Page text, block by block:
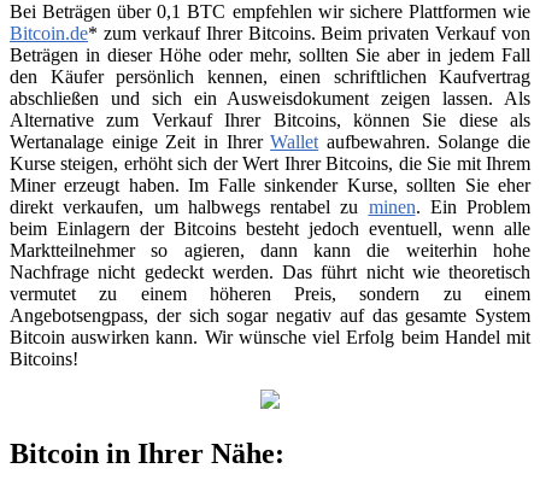
Bei Beträgen über 0,1 BTC empfehlen wir sichere Plattformen wie
Bitcoin.de* zum verkauf Ihrer Bitcoins. Beim privaten Verkauf von
Beträgen in dieser Höhe oder mehr, sollten Sie aber in jedem Fall
den Käufer persönlich kennen, einen schriftlichen Kaufvertrag
abschließen und sich ein Ausweisdokument zeigen lassen. Als
Alternative zum Verkauf Ihrer Bitcoins, können Sie diese als
Wertanalage einige Zeit in IhrerWallet aufbewahren. Solange die
Kurse steigen, erhöht sich der Wert Ihrer Bitcoins, die Sie mit Ihrem
Miner erzeugt haben. Im Falle sinkender Kurse, sollten Sie eher
direkt verkaufen, um halbwegs rentabel zu minen. Ein Problem
beim Einlagern der Bitcoins besteht jedoch eventuell, wenn alle
Marktteilnehmer so agieren, dann kann die weiterhin hohe
Nachfrage nicht gedeckt werden. Das führt nicht wie theoretisch
vermutet zu einem höheren Preis, sondern zu einem
Angebotsengpass, der sich sogar negativ auf das gesamte System
Bitcoin auswirken kann. Wir wünsche viel Erfolg beim Handel mit
Bitcoins!
Bitcoin in Ihrer Nähe: